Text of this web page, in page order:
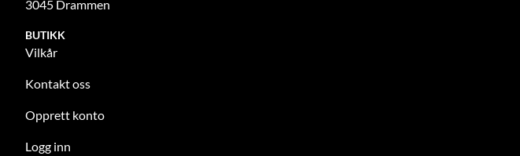
3045 Drammen
BUTIKK
Vilkår
Kontakt oss
Opprett konto
Logg inn